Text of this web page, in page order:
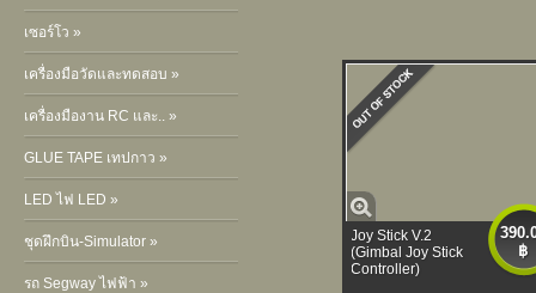
เซอร์โว »
เครื่องมือวัดและทดสอบ »
เครื่องมืองาน RC และ.. »
GLUE TAPE เทปกาว »
LED ไฟ LED »
ชุดฝึกบิน-Simulator »
รถ Segway ไฟฟ้า »
฿
Joy Stick V.2
(Gimbal Joy Stick
Controller)